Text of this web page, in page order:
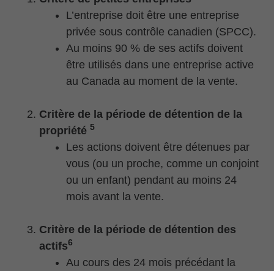
L’entreprise doit être une entreprise
privée sous contrôle canadien (SPCC).
Au moins 90 % de ses actifs doivent
être utilisés dans une entreprise active
au Canada au moment de la vente.
Critère de la période de détention de la
propriété 5
Les actions doivent être détenues par
vous (ou un proche, comme un conjoint
ou un enfant) pendant au moins 24
mois avant la vente.
Critère de la période de détention des
actifs6
Au cours des 24 mois précédant la